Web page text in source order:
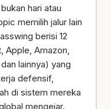
hari atau
memilih jalur lain
berisi 12
Amazon,
lainnya) yang
defensif,
di sistem mereka
mengejar.